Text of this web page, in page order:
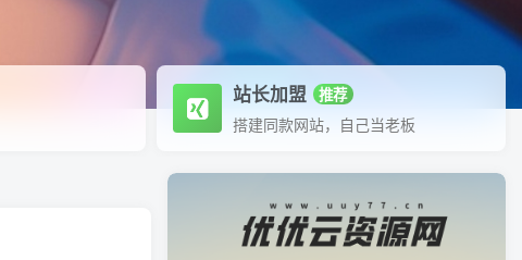
站长加盟 推荐
搭建同款网站，自己当老板